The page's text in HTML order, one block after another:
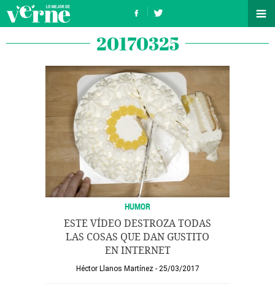
20170325
HUMOR
ESTE VÍDEO DESTROZA TODAS
LAS COSAS QUE DAN GUSTITO
EN INTERNET
Héctor Llanos Martínez 25/03/2017